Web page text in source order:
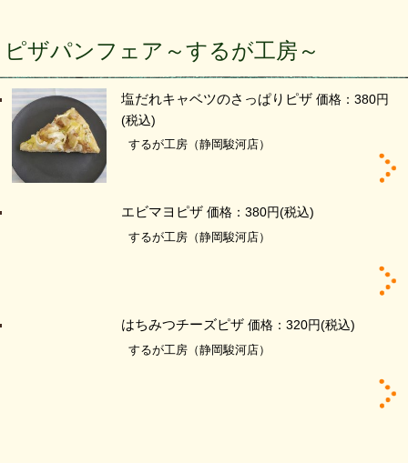
ピザパンフェア～するが工房～
塩だれキャベツのさっぱりピザ 価格：380円
(税込)
するが工房（静岡駿河店）
エビマヨピザ 価格：380円(税込)
するが工房（静岡駿河店）
はちみつチーズピザ 価格：320円(税込)
するが工房（静岡駿河店）